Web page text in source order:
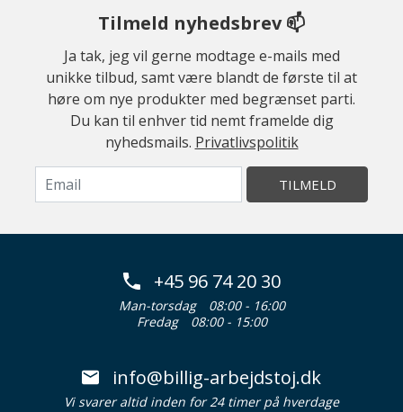
Tilmeld nyhedsbrev 📫
Ja tak, jeg vil gerne modtage e-mails med
unikke tilbud, samt være blandt de første til at
høre om nye produkter med begrænset parti.
Du kan til enhver tid nemt framelde dig
nyhedsmails. Privatlivspolitik
TILMELD
+45 96 74 20 30
Man-torsdag
08:00 - 16:00
Fredag
08:00 - 15:00
info@billig-arbejdstoj.dk
Vi svarer altid inden for 24 timer på hverdage